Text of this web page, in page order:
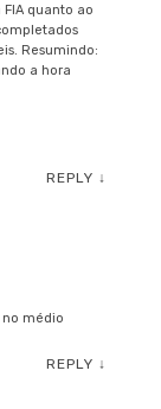
quanto ao
Resumindo:
a hora
REPLY ↓
no médio
REPLY ↓